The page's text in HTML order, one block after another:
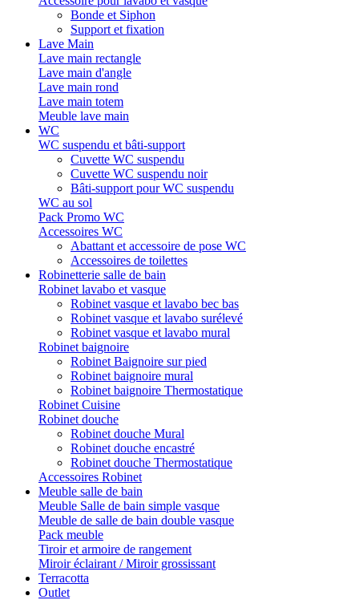
Bonde et Siphon
Support et fixation
Lave Main
Lave main rectangle
Lave main d'angle
Lave main rond
Lave main totem
Meuble lave main
WC
WC suspendu et bâti-support
Cuvette WC suspendu
Cuvette WC suspendu noir
Bâti-support pour WC suspendu
WC au sol
Pack Promo WC
Accessoires WC
Abattant et accessoire de pose WC
Accessoires de toilettes
Robinetterie salle de bain
Robinet lavabo et vasque
Robinet vasque et lavabo bec bas
Robinet vasque et lavabo surélevé
Robinet vasque et lavabo mural
Robinet baignoire
Robinet Baignoire sur pied
Robinet baignoire mural
Robinet baignoire Thermostatique
Robinet Cuisine
Robinet douche
Robinet douche Mural
Robinet douche encastré
Robinet douche Thermostatique
Accessoires Robinet
Meuble salle de bain
Meuble Salle de bain simple vasque
Meuble de salle de bain double vasque
Pack meuble
Tiroir et armoire de rangement
Miroir éclairant / Miroir grossissant
Terracotta
Outlet